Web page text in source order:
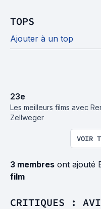
TOPS
Ajouter à un top
23e
Les meilleurs films avec
Zellweger
VOIR
3 membres ont ajouté
film
CRITIQUES :